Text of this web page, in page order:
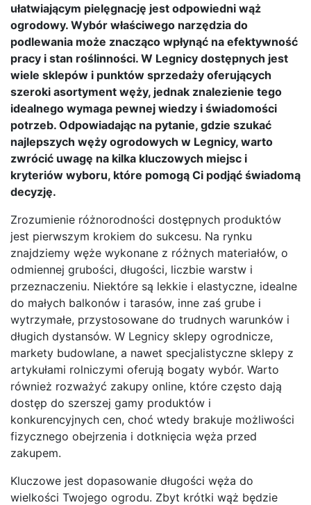
ułatwiającym pielęgnację jest odpowiedni wąż
ogrodowy. Wybór właściwego narzędzia do
podlewania może znacząco wpłynąć na efektywność
pracy i stan roślinności. W Legnicy dostępnych jest
wiele sklepów i punktów sprzedaży oferujących
szeroki asortyment węży, jednak znalezienie tego
idealnego wymaga pewnej wiedzy i świadomości
potrzeb. Odpowiadając na pytanie, gdzie szukać
najlepszych węży ogrodowych w Legnicy, warto
zwrócić uwagę na kilka kluczowych miejsc i
kryteriów wyboru, które pomogą Ci podjąć świadomą
decyzję.
Zrozumienie różnorodności dostępnych produktów
jest pierwszym krokiem do sukcesu. Na rynku
znajdziemy węże wykonane z różnych materiałów, o
odmiennej grubości, długości, liczbie warstw i
przeznaczeniu. Niektóre są lekkie i elastyczne, idealne
do małych balkonów i tarasów, inne zaś grube i
wytrzymałe, przystosowane do trudnych warunków i
długich dystansów. W Legnicy sklepy ogrodnicze,
markety budowlane, a nawet specjalistyczne sklepy z
artykułami rolniczymi oferują bogaty wybór. Warto
również rozważyć zakupy online, które często dają
dostęp do szerszej gamy produktów i
konkurencyjnych cen, choć wtedy brakuje możliwości
fizycznego obejrzenia i dotknięcia węża przed
zakupem.
Kluczowe jest dopasowanie długości węża do
wielkości Twojego ogrodu. Zbyt krótki wąż będzie